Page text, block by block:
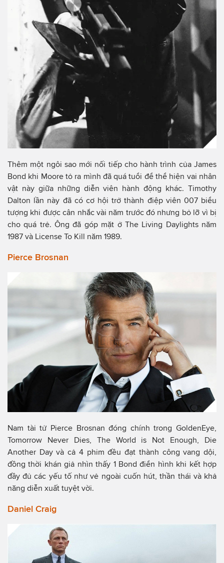
Thêm một ngôi sao mới nối tiếp cho hành trình của James
Bond khi Moore tỏ ra mình đã quá tuổi để thể hiện vai nhân
vật này giữa những diễn viên hành động khác. Timothy
Dalton lần này đã có cơ hội trở thành điệp viên 007 biểu
tượng khi được cân nhắc vài năm trước đó nhưng bỏ lỡ vì bị
cho quá trẻ. Ông đã góp mặt ở The Living Daylights năm
1987 và License To Kill năm 1989.
Pierce Brosnan
Nam tài tử Pierce Brosnan đóng chính trong GoldenEye,
Tomorrow Never Dies, The World is Not Enough, Die
Another Day và cả 4 phim đều đạt thành công vang dội,
đồng thời khán giả nhìn thấy 1 Bond điển hình khi kết hợp
đầy đủ các yếu tố như vẻ ngoài cuốn hút, thần thái và khả
năng diễn xuất tuyệt vời.
Daniel Craig